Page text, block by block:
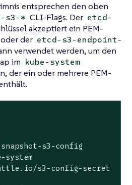
entsprechen den oben
s3-* CLI-Flags. Der etcd-
akzeptiert ein PEM-
der etcd-s3-endpoint-
verwendet werden, um den
im kube-system
der ein oder mehrere PEM-
s3-config
system
s3-config-secret